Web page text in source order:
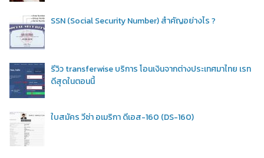
SSN (Social Security Number) สำคัญอย่างไร ?
รีวิว transferwise บริการ โอนเงินจากต่างประเทศมาไทย เรท
ดีสุดในตอนนี้
ใบสมัคร วีซ่า อเมริกา ดีเอส-160 (DS-160)